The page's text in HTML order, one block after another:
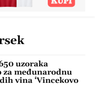
uzoraka
međunarodnu
vina ‘Vincekovo